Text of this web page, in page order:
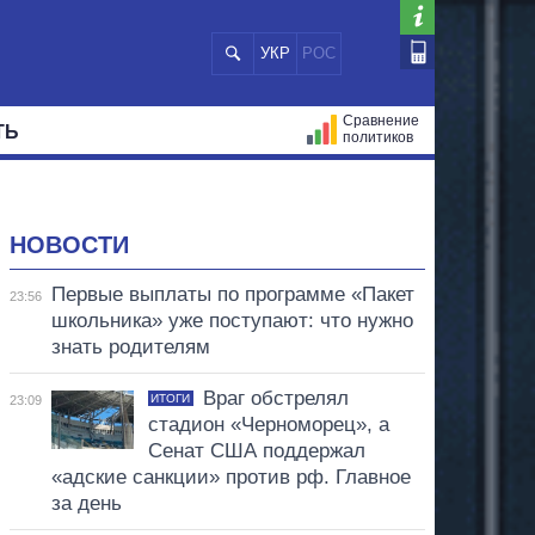
УКР РОС
Сравнение
политиков
НОВОСТИ
23:56
Первые выплаты по программе «Пакет
школьника» уже поступают: что нужно
знать родителям
23:09 ИТОГИ
Враг обстрелял
стадион «Черноморец», а
Сенат США поддержал
«адские санкции» против рф. Главное
за день